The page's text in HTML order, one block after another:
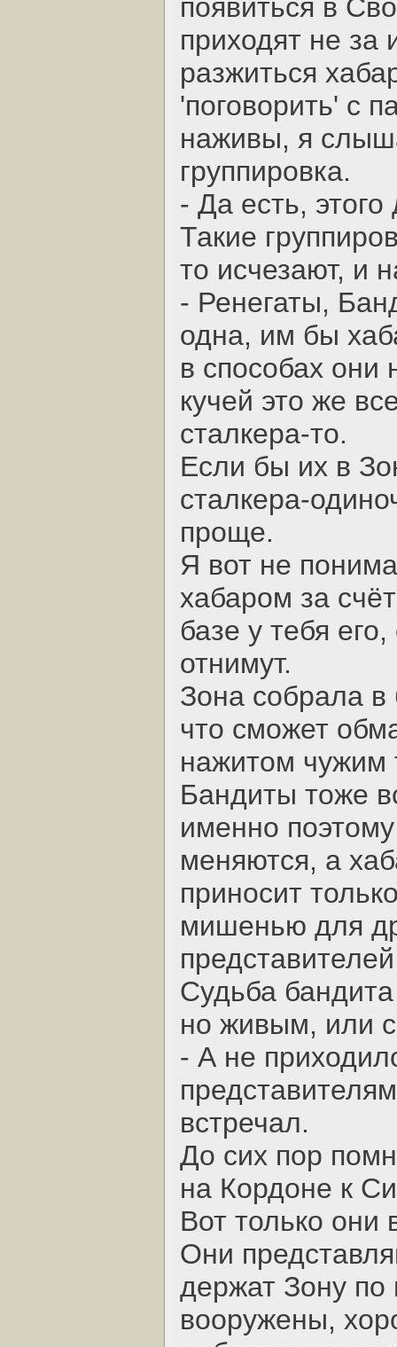
появиться в
приходят не за
разжиться
'поговорить' с
наживы, я
группировка.
- Да есть,
Такие
то исчезают, и
- Ренегаты,
одна, им бы
в способах они
кучей это же
сталкера-то.
Если бы их в
сталкера-
проще.
Я вот не
хабаром за
базе у тебя
отнимут.
Зона собрала в
что сможет
нажитом чужим
Бандиты тоже
именно
меняются, а
приносит
мишенью для
Судьба
но живым, или
- А не
встречал.
До сих пор
на Кордоне к
Вот только они
Они
держат Зону по
вооружены,